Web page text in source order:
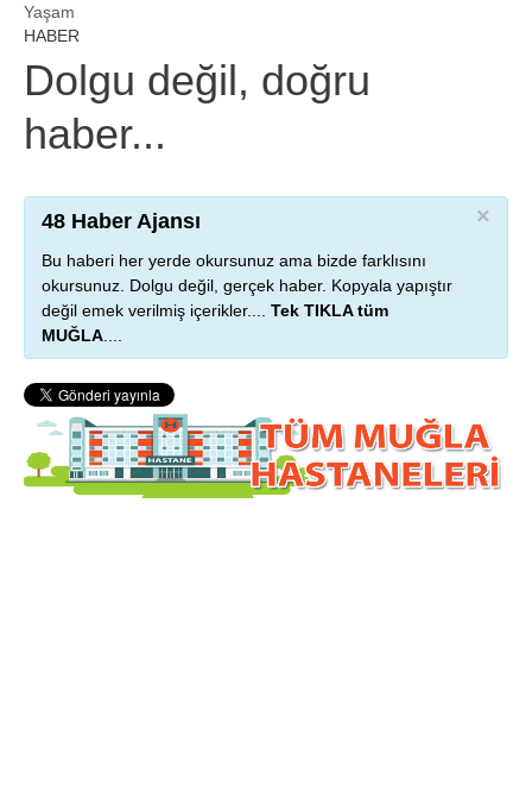
Yaşam
HABER
Dolgu değil, doğru
haber...
×
48 Haber Ajansı
Bu haberi her yerde okursunuz ama bizde farklısını
okursunuz. Dolgu değil, gerçek haber. Kopyala yapıştır
değil emek verilmiş içerikler.... Tek TIKLA tüm
MUĞLA